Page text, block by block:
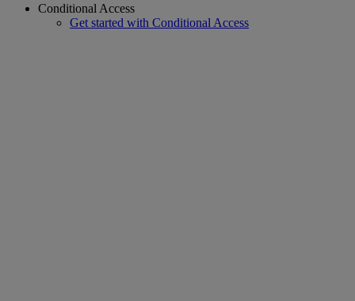
Conditional Access
Get started with Conditional Access